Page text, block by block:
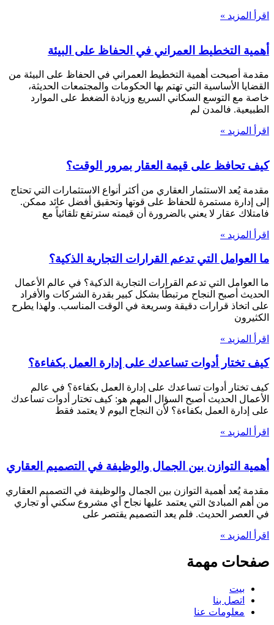
اقرأ المزيد »
أهمية التخطيط العمراني في الحفاظ على البيئة
مقدمة أصبحت أهمية التخطيط العمراني في الحفاظ على البيئة من
القضايا الأساسية التي تهتم بها الحكومات والمجتمعات الحديثة،
خاصة مع التوسع السكاني السريع وزيادة الضغط على الموارد
الطبيعية. فالمدن لم
اقرأ المزيد »
كيف تحافظ على قيمة العقار بمرور الوقت؟
مقدمة يُعد الاستثمار العقاري من أكثر أنواع الاستثمارات التي تحتاج
إلى إدارة مستمرة للحفاظ على قوتها وتحقيق أفضل عائد ممكن.
فامتلاك عقار لا يعني بالضرورة أن قيمته سترتفع تلقائياً مع
اقرأ المزيد »
ما العوامل التي تدعم القرارات التجارية الذكية؟
ما العوامل التي تدعم القرارات التجارية الذكية؟ في عالم الأعمال
الحديث أصبح النجاح مرتبطًا بشكل كبير بقدرة الشركات والأفراد
على اتخاذ قرارات دقيقة وسريعة في الوقت المناسب. ولهذا يطرح
الكثيرون
اقرأ المزيد »
كيف تختار أدوات تساعدك على إدارة العمل بكفاءة؟
كيف تختار أدوات تساعدك على إدارة العمل بكفاءة؟ في عالم
الأعمال الحديث أصبح السؤال المهم هو: كيف تختار أدوات تساعدك
على إدارة العمل بكفاءة؟ لأن النجاح اليوم لا يعتمد فقط
اقرأ المزيد »
أهمية التوازن بين الجمال والوظيفة في التصميم العقاري
مقدمة يُعد أهمية التوازن بين الجمال والوظيفة في التصميم العقاري
من أهم المبادئ التي يعتمد عليها نجاح أي مشروع سكني أو تجاري
في العصر الحديث. فلم يعد التصميم يقتصر على
اقرأ المزيد »
صفحات مهمة
بيت
اتصل بنا
معلومات عنا